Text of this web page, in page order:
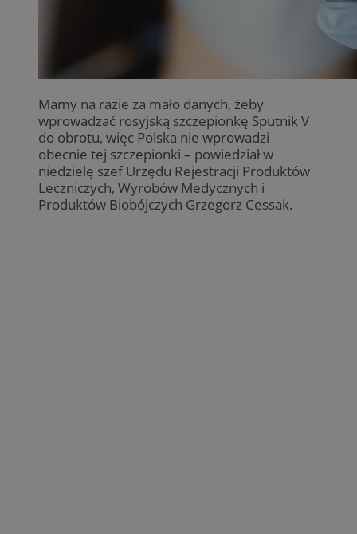
Mamy na razie za mało danych, żeby
wprowadzać rosyjską szczepionkę Sputnik V
do obrotu, więc Polska nie wprowadzi
obecnie tej szczepionki – powiedział w
niedzielę szef Urzędu Rejestracji Produktów
Leczniczych, Wyrobów Medycznych i
Produktów Biobójczych Grzegorz Cessak.